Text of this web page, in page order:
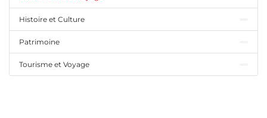
Histoire et Culture
Patrimoine
Tourisme et Voyage